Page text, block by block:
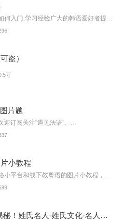
盗）
万
片题
订阅关注“遇见法语”。...
小教程
百家姓-姓氏揭秘！姓氏名人-姓氏文化-名人事迹